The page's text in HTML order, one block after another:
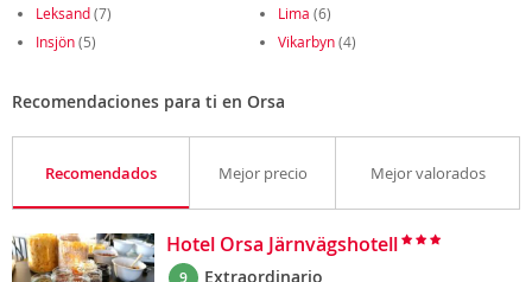
Leksand(7) Lima (6)
Insjön(5) Vikarbyn(4)
Recomendaciones para ti en Orsa
Recomendados Mejor precio Mejor valorados
Hotel Orsa Järnvägshotell
9 Extraordinario